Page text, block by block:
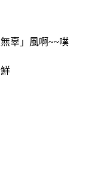
辜」風啊~~噗